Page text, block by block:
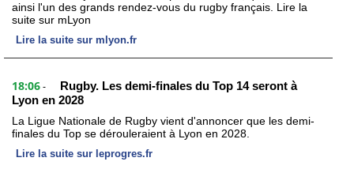
ainsi l'un des grands rendez-vous du rugby français. Lire la
suite sur mLyon
Lire la suite sur mlyon.fr
18:06 -
Rugby. Les demi-finales du Top 14 seront à
Lyon en 2028
La Ligue Nationale de Rugby vient d'annoncer que les demi-
finales du Top se dérouleraient à Lyon en 2028.
Lire la suite sur leprogres.fr